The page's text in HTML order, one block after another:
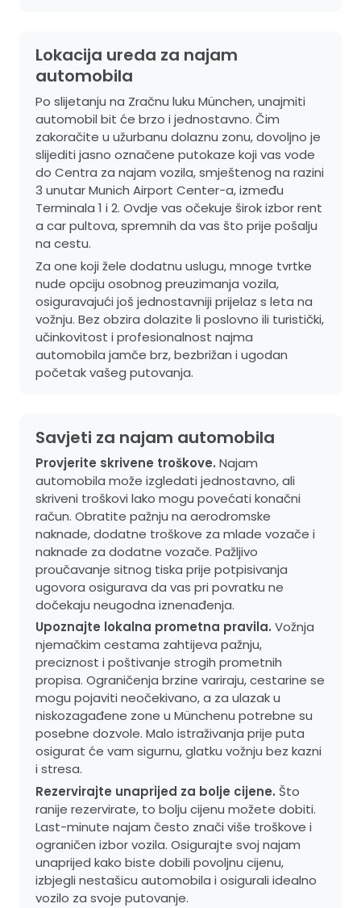
Lokacija ureda za najam
automobila
Po slijetanju na Zračnu luku München, unajmiti
automobil bit će brzo i jednostavno. Čim
zakoračite u užurbanu dolaznu zonu, dovoljno je
slijediti jasno označene putokaze koji vas vode
do Centra za najam vozila, smještenog na razini
3 unutar Munich Airport Center-a, između
Terminala 1 i 2. Ovdje vas očekuje širok izbor rent
a car pultova, spremnih da vas što prije pošalju
na cestu.
Za one koji žele dodatnu uslugu, mnoge tvrtke
nude opciju osobnog preuzimanja vozila,
osiguravajući još jednostavniji prijelaz s leta na
vožnju. Bez obzira dolazite li poslovno ili turistički,
učinkovitost i profesionalnost najma
automobila jamče brz, bezbrižan i ugodan
početak vašeg putovanja.
Savjeti za najam automobila
Provjerite skrivene troškove. Najam
automobila može izgledati jednostavno, ali
skriveni troškovi lako mogu povećati konačni
račun. Obratite pažnju na aerodromske
naknade, dodatne troškove za mlade vozače i
naknade za dodatne vozače. Pažljivo
proučavanje sitnog tiska prije potpisivanja
ugovora osigurava da vas pri povratku ne
dočekaju neugodna iznenađenja.
Upoznajte lokalna prometna pravila. Vožnja
njemačkim cestama zahtijeva pažnju,
preciznost i poštivanje strogih prometnih
propisa. Ograničenja brzine variraju, cestarine se
mogu pojaviti neočekivano, a za ulazak u
niskozagađene zone u Münchenu potrebne su
posebne dozvole. Malo istraživanja prije puta
osigurat će vam sigurnu, glatku vožnju bez kazni
i stresa.
Rezervirajte unaprijed za bolje cijene. Što
ranije rezervirate, to bolju cijenu možete dobiti.
Last-minute najam često znači više troškove i
ograničen izbor vozila. Osigurajte svoj najam
unaprijed kako biste dobili povoljnu cijenu,
izbjegli nestašicu automobila i osigurali idealno
vozilo za svoje putovanje.